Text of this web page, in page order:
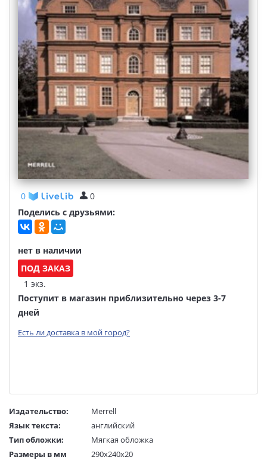
0
0
Поделись с друзьями:
нет в наличии
ПОД ЗАКАЗ
1 экз.
Поступит в магазин приблизительно через 3-7
дней
Есть ли доставка в мой город?
Издательство:
Merrell
Язык текста:
английский
Тип обложки:
Мягкая обложка
Размеры в мм
290x240x20